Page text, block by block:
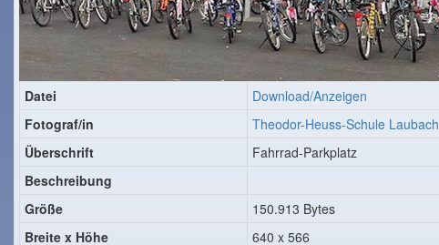
Datei
Download/Anzeigen
Fotograf/in
Theodor-Heuss-Schule Laubach
Überschrift
Fahrrad-Parkplatz
Beschreibung
Größe
150.913 Bytes
Breite x Höhe
640 x 566